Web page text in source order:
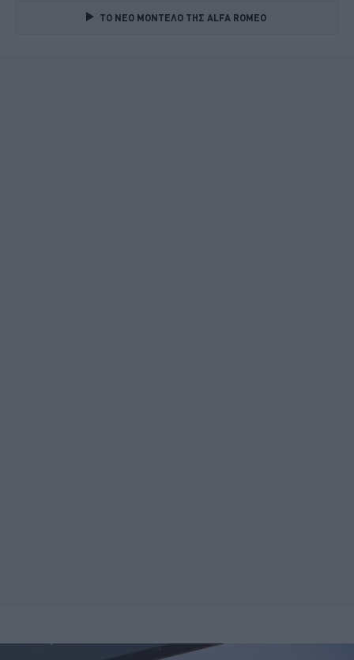
TO NEO MONTΕΛΟ ΤΗΣ ALFA ROMEO